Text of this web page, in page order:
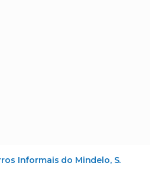
Informais do Mindelo, S.